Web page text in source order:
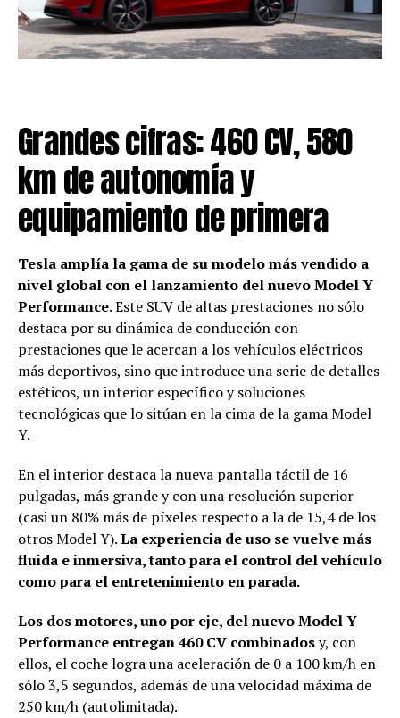
Grandes cifras: 460 CV, 580
km de autonomía y
equipamiento de primera
Tesla amplía la gama de su modelo más vendido a
nivel global con el lanzamiento del nuevo Model Y
Performance. Este SUV de altas prestaciones no sólo
destaca por su dinámica de conducción con
prestaciones que le acercan a los vehículos eléctricos
más deportivos, sino que introduce una serie de detalles
estéticos, un interior específico y soluciones
tecnológicas que lo sitúan en la cima de la gama Model
Y.
En el interior destaca la nueva pantalla táctil de 16
pulgadas, más grande y con una resolución superior
(casi un 80% más de píxeles respecto a la de 15,4 de los
otros Model Y).La experiencia de uso se vuelve más
fluida e inmersiva, tanto para el control del vehículo
como para el entretenimiento en parada.
Los dos motores, uno por eje, del nuevo Model Y
Performance entregan 460 CV combinadosy, con
ellos, el coche logra una aceleración de 0 a 100 km/h en
sólo 3,5 segundos, además de una velocidad máxima de
250 km/h (autolimitada).